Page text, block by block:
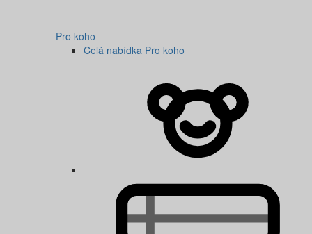
Pro koho
Celá nabídka Pro koho